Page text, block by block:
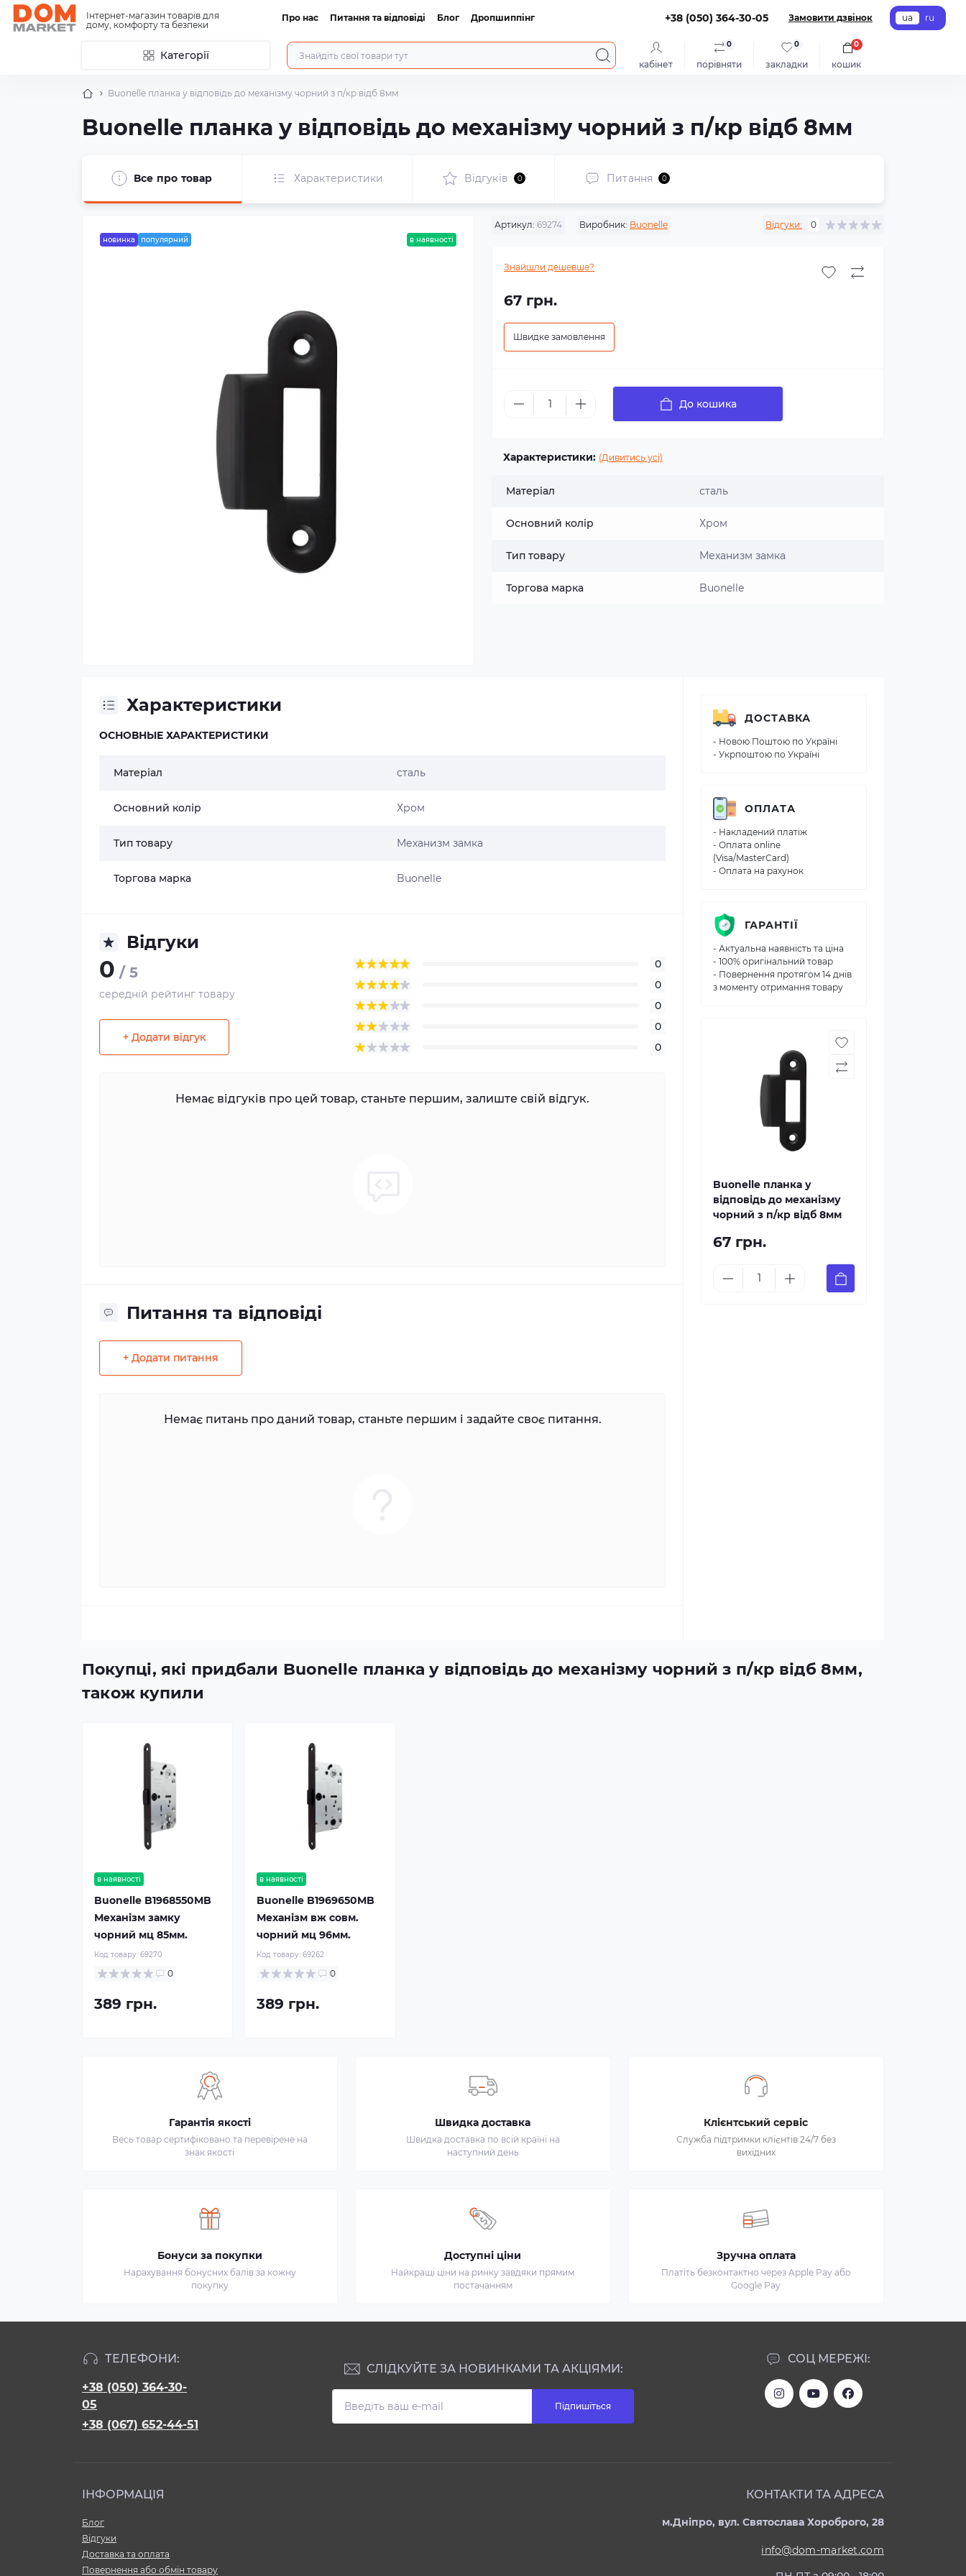
Інтернет-магазин товарів для
дому, комфорту та безпеки
Про нас Питання та відповіді Блог Дропшиппінг +38 (050) 364-30-05 Замовити дзвінок ua ru
Категорії
кабінет порівняти
0
закладки
0
кошик
0
Buonelle планка у відповідь до механізму чорний з п/кр відб 8мм
Buonelle планка у відповідь до механізму чорний з п/кр відб 8мм
Все про товар Характеристики Відгуків 0 Питання 0
новинка популярний в наявності
Артикул: 69274 Виробник: Buonelle Відгуки: 0
Знайшли дешевше?
67 грн.
Швидке замовлення
До кошика
Характеристики: (Дивитись усі)
Матеріал сталь
Основний колір Хром
Тип товару Механизм замка
Торгова марка Buonelle
Характеристики
ОСНОВНЫЕ ХАРАКТЕРИСТИКИ
Матеріал сталь
Основний колір Хром
Тип товару Механизм замка
Торгова марка Buonelle
Відгуки
0 / 5
середній рейтинг товару
+ Додати відгук
0
0
0
0
0
Немає відгуків про цей товар, станьте першим, залиште свій відгук.
Питання та відповіді
+ Додати питання
Немає питань про даний товар, станьте першим і задайте своє питання.
ДОСТАВКА
- Новою Поштою по Україні
- Укрпоштою по Україні
ОПЛАТА
- Накладений платіж
- Оплата online
(Visa/MasterCard)
- Оплата на рахунок
ГАРАНТІЇ
- Актуальна наявність та ціна
- 100% оригінальний товар
- Повернення протягом 14 днів
з моменту отримання товару
Buonelle планка у
відповідь до механізму
чорний з п/кр відб 8мм
67 грн.
Покупці, які придбали Buonelle планка у відповідь до механізму чорний з п/кр відб 8мм,
також купили
в наявності
Buonelle B1968550MB
Механізм замку
чорний мц 85мм.
Код товару: 69270
0
389 грн.
в наявності
Buonelle B1969650MB
Механізм вж совм.
чорний мц 96мм.
Код товару:69262
0
389 грн.
Гарантія якості
Весь товар сертифіковано та перевірене на
знак якості
Швидка доставка
Швидка доставка по всій країні на
наступний день
Клієнтський сервіс
Служба підтримки клієнтів 24/7 без
вихідних
Бонуси за покупки
Нарахування бонусних балів за кожну
покупку
Доступні ціни
Найкращі ціни на ринку завдяки прямим
постачанням
Зручна оплата
Платіть безконтактно через Apple Pay або
Google Pay
ТЕЛЕФОНИ:
+38 (050) 364-30-
05
+38 (067) 652-44-51
СОЦ МЕРЕЖІ:
СЛІДКУЙТЕ ЗА НОВИНКАМИ ТА АКЦІЯМИ:
Підпишіться
ІНФОРМАЦІЯ
Блог
Відгуки
Доставка та оплата
Повернення або обмін товару
КОНТАКТИ ТА АДРЕСА
м.Дніпро, вул. Святослава Хороброго, 28
info@dom-market.com